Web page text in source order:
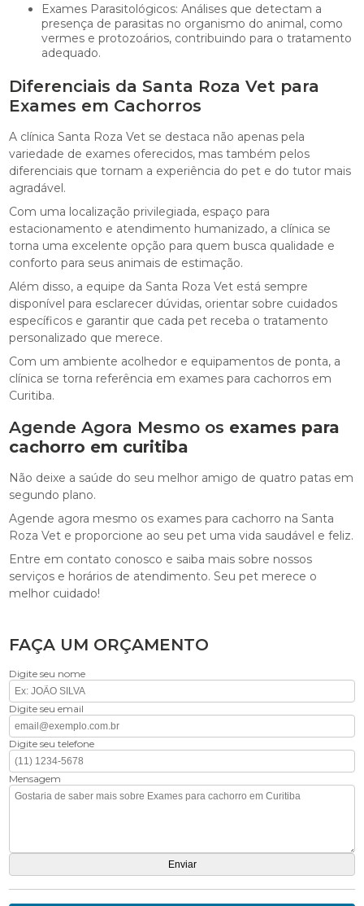
Exames Parasitológicos: Análises que detectam a
presença de parasitas no organismo do animal, como
vermes e protozoários, contribuindo para o tratamento
adequado.
Diferenciais da Santa Roza Vet para
Exames em Cachorros
A clínica Santa Roza Vet se destaca não apenas pela
variedade de exames oferecidos, mas também pelos
diferenciais que tornam a experiência do pet e do tutor mais
agradável.
Com uma localização privilegiada, espaço para
estacionamento e atendimento humanizado, a clínica se
torna uma excelente opção para quem busca qualidade e
conforto para seus animais de estimação.
Além disso, a equipe da Santa Roza Vet está sempre
disponível para esclarecer dúvidas, orientar sobre cuidados
específicos e garantir que cada pet receba o tratamento
personalizado que merece.
Com um ambiente acolhedor e equipamentos de ponta, a
clínica se torna referência em exames para cachorros em
Curitiba.
Agende Agora Mesmo os exames para
cachorro em curitiba
Não deixe a saúde do seu melhor amigo de quatro patas em
segundo plano.
Agende agora mesmo os exames para cachorro na Santa
Roza Vet e proporcione ao seu pet uma vida saudável e feliz.
Entre em contato conosco e saiba mais sobre nossos
serviços e horários de atendimento. Seu pet merece o
melhor cuidado!
FAÇA UM ORÇAMENTO
Digite seu nome
Digite seu email
Digite seu telefone
Mensagem